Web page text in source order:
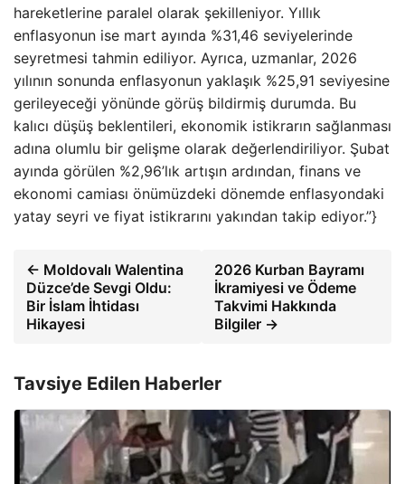
hareketlerine paralel olarak şekilleniyor. Yıllık
enflasyonun ise mart ayında %31,46 seviyelerinde
seyretmesi tahmin ediliyor. Ayrıca, uzmanlar, 2026
yılının sonunda enflasyonun yaklaşık %25,91 seviyesine
gerileyeceği yönünde görüş bildirmiş durumda. Bu
kalıcı düşüş beklentileri, ekonomik istikrarın sağlanması
adına olumlu bir gelişme olarak değerlendiriliyor. Şubat
ayında görülen %2,96’lık artışın ardından, finans ve
ekonomi camiası önümüzdeki dönemde enflasyondaki
yatay seyri ve fiyat istikrarını yakından takip ediyor.”}
← Moldovalı Walentina
Düzce’de Sevgi Oldu:
Bir İslam İhtidası
Hikayesi
2026 Kurban Bayramı
İkramiyesi ve Ödeme
Takvimi Hakkında
Bilgiler →
Tavsiye Edilen Haberler